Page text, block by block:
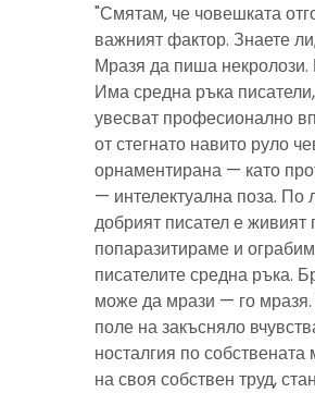
"Смятам, че човешката
важният фактор. Знаете
Мразя да пиша
Има средна ръка
увесват професионално
от стегнато навито руло
орнаментирана — като
— интелектуална поза. По
добрият писател е живият
попаразитираме и
писателите средна ръка.
може да мрази — го
поле на закъсняло
носталгия по
на своя собствен труд,